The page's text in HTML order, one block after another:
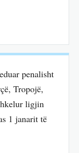
penalisht
Tropojë,
ligjin
1 janarit të